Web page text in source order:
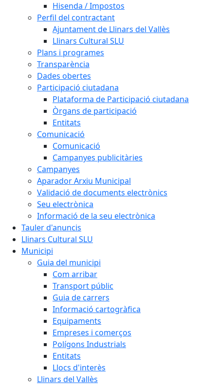
Hisenda / Impostos
Perfil del contractant
Ajuntament de Llinars del Vallès
Llinars Cultural SLU
Plans i programes
Transparència
Dades obertes
Participació ciutadana
Plataforma de Participació ciutadana
Òrgans de participació
Entitats
Comunicació
Comunicació
Campanyes publicitàries
Campanyes
Aparador Arxiu Municipal
Validació de documents electrònics
Seu electrònica
Informació de la seu electrònica
Tauler d'anuncis
Llinars Cultural SLU
Municipi
Guia del municipi
Com arribar
Transport públic
Guia de carrers
Informació cartogràfica
Equipaments
Empreses i comerços
Polígons Industrials
Entitats
Llocs d'interès
Llinars del Vallès